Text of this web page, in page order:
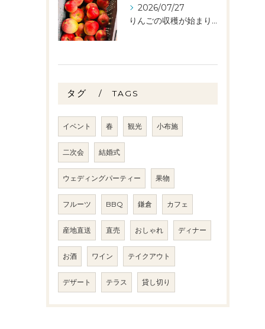
2026/07/27
りんごの収穫が始まりました🧑‍🌾🍎
タグ TAGS
イベント 春 観光 小布施
二次会 結婚式
ウェディングパーティー 果物
フルーツ BBQ 鎌倉 カフェ
産地直送 直売 おしゃれ ディナー
お酒 ワイン テイクアウト
デザート テラス 貸し切り